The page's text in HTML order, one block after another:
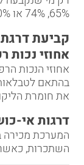
65%, 74% או 100%) יהיה זכאי לקצבה חודשית.
קביעת
אחוזי נכות
אחוזי הנכות
בהתאם
את חומרת
דרגות אי-
המערכת מכירה
השתכרות,